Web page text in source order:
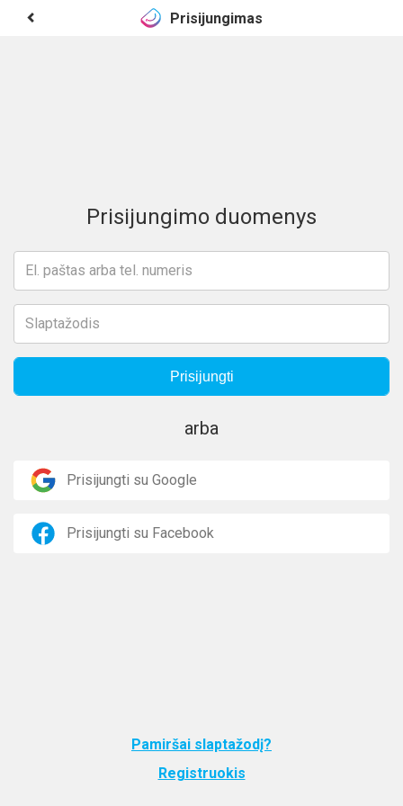
Prisijungimas
Prisijungimo duomenys
Prisijungti
arba
Prisijungti su Google
Prisijungti su Facebook
Pamiršai slaptažodį?
Registruokis